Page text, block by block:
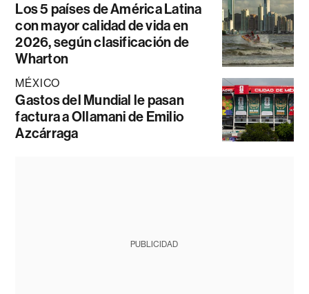
Los 5 países de América Latina
con mayor calidad de vida en
2026, según clasificación de
Wharton
MÉXICO
Gastos del Mundial le pasan
factura a Ollamani de Emilio
Azcárraga
PUBLICIDAD